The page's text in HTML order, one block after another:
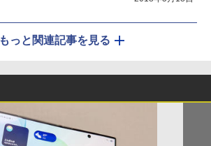
もっと関連記事を見る